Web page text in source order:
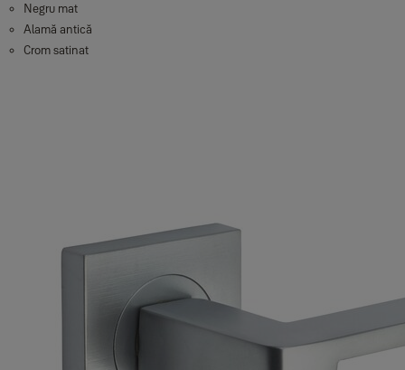
Negru mat
Alamă antică
Crom satinat